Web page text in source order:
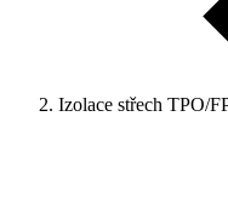
Izolace střech TPO/